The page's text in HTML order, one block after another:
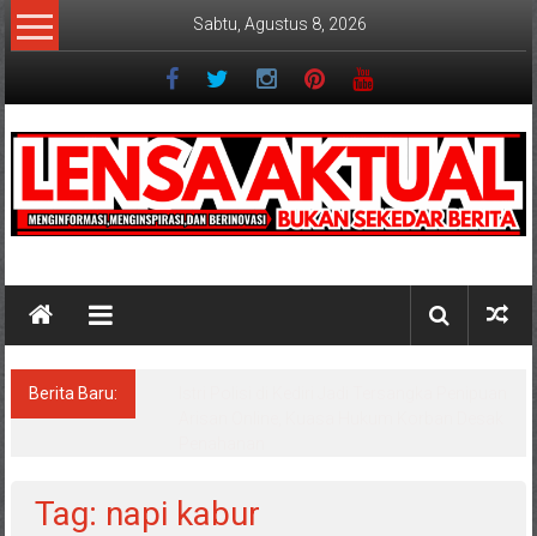
Lompat
ke
Sabtu, Agustus 8, 2026
Berita Baru:
Tag: napi kabur